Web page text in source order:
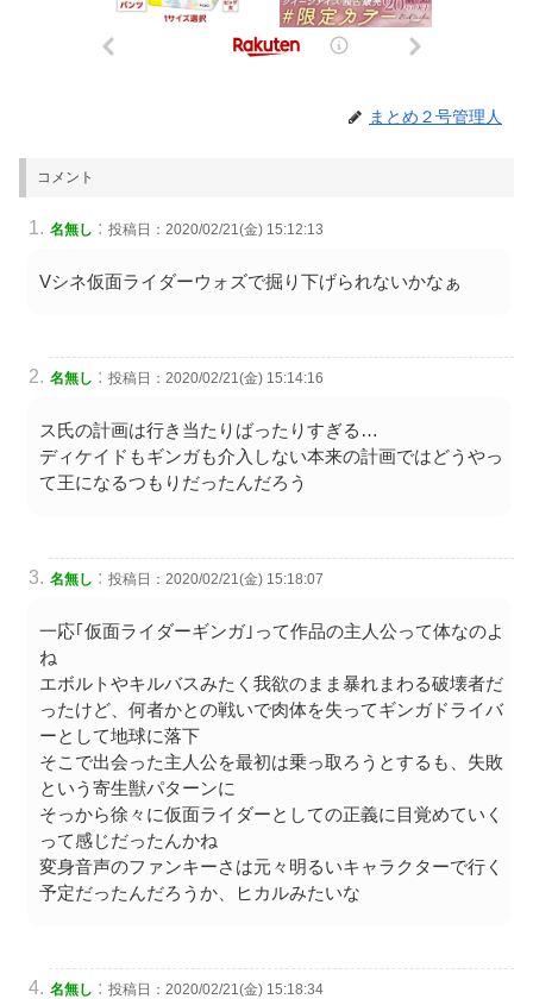
まとめ２号管理人
コメント
名無し : 投稿日：2020/02/21(金) 15:12:13
Vシネ仮面ライダーウォズで掘り下げられないかなぁ
名無し : 投稿日：2020/02/21(金) 15:14:16
ス氏の計画は行き当たりばったりすぎる…
ディケイドもギンガも介入しない本来の計画ではどうやっ
て王になるつもりだったんだろう
名無し : 投稿日：2020/02/21(金) 15:18:07
一応｢仮面ライダーギンガ｣って作品の主人公って体なのよ
ね
エボルトやキルバスみたく我欲のまま暴れまわる破壊者だ
ったけど、何者かとの戦いで肉体を失ってギンガドライバ
ーとして地球に落下
そこで出会った主人公を最初は乗っ取ろうとするも、失敗
という寄生獣パターンに
そっから徐々に仮面ライダーとしての正義に目覚めていく
って感じだったんかね
変身音声のファンキーさは元々明るいキャラクターで行く
予定だったんだろうか、ヒカルみたいな
名無し : 投稿日：2020/02/21(金) 15:18:34